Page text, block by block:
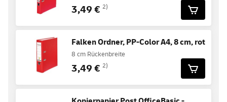
3,49 € 2)
Falken Ordner, PP-Color A4, 8 cm, rot
8 cm Rückenbreite
3,49 € 2)